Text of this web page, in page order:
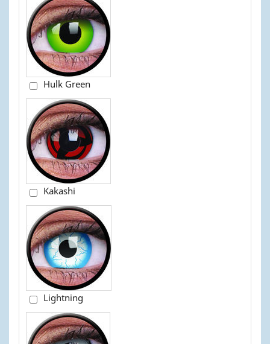
Hulk Green
Kakashi
Lightning